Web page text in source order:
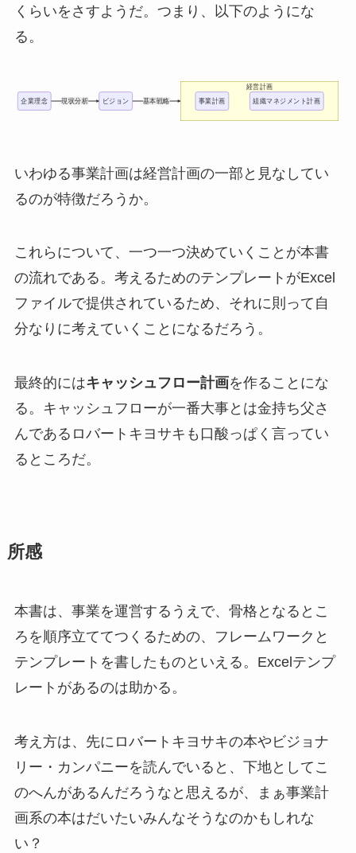
くらいをさすようだ。つまり、以下のようにな
る。
現状分析 基本戦略
経営計画
事業計画
組織マネジメント計画
企業理念 ビジョン
いわゆる事業計画は経営計画の一部と見なしてい
るのが特徴だろうか。
これらについて、一つ一つ決めていくことが本書
の流れである。考えるためのテンプレートがExcel
ファイルで提供されているため、それに則って自
分なりに考えていくことになるだろう。
最終的にはキャッシュフロー計画を作ることにな
る。キャッシュフローが一番大事とは金持ち父さ
んであるロバートキヨサキも口酸っぱく言ってい
るところだ。
所感
本書は、事業を運営するうえで、骨格となるとこ
ろを順序立ててつくるための、フレームワークと
テンプレートを書したものといえる。Excelテンプ
レートがあるのは助かる。
考え方は、先にロバートキヨサキの本やビジョナ
リー・カンパニーを読んでいると、下地としてこ
のへんがあるんだろうなと思えるが、まぁ事業計
画系の本はだいたいみんなそうなのかもしれな
い？